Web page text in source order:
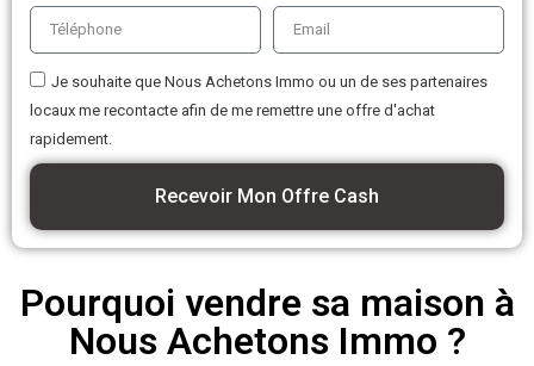
Je souhaite que Nous Achetons Immo ou un de ses partenaires
locaux me recontacte afin de me remettre une offre d'achat
rapidement.
Recevoir Mon Offre Cash
Pourquoi vendre sa maison à
Nous Achetons Immo ?